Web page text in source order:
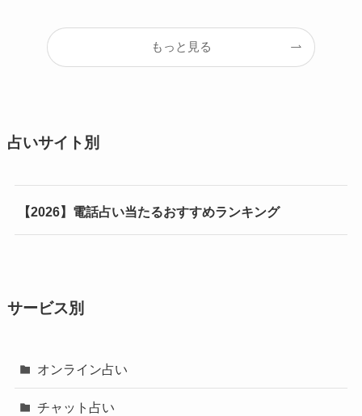
もっと見る
占いサイト別
【2026】電話占い当たるおすすめランキング
サービス別
オンライン占い
チャット占い